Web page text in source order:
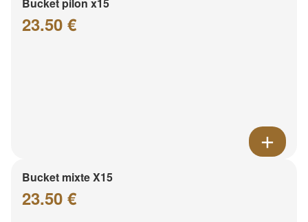
Bucket pilon x15
23.50 €
Bucket mixte X15
23.50 €